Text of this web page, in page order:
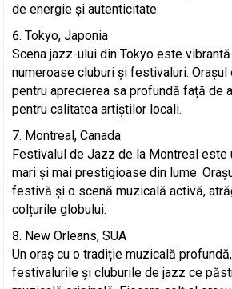
de energie și autenticitate.
Tokyo, Japonia
Scena jazz-ului din Tokyo este
numeroase cluburi și festivaluri.
pentru aprecierea sa profundă față de
pentru calitatea artiștilor locali.
Montreal, Canada
Festivalul de Jazz de la Montreal este
mari și mai prestigioase din lume.
festivă și o scenă muzicală activă,
colțurile globului.
New Orleans, SUA
Un oraș cu o tradiție muzicală
festivalurile și cluburile de jazz ce